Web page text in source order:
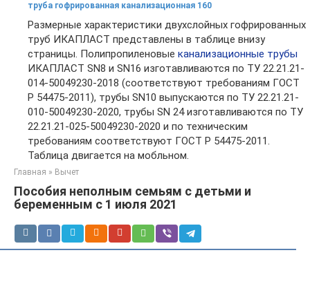
труба гофрированная канализационная 160
Размерные характеристики двухслойных гофрированных
труб ИКАПЛАСТ представлены в таблице внизу
страницы. Полипропиленовые канализационные трубы
ИКАПЛАСТ SN8 и SN16 изготавливаются по ТУ 22.21.21-
014-50049230-2018 (соответствуют требованиям ГОСТ
Р 54475-2011), трубы SN10 выпускаются по ТУ 22.21.21-
010-50049230-2020, трубы SN 24 изготавливаются по ТУ
22.21.21-025-50049230-2020 и по техническим
требованиям соответствуют ГОСТ Р 54475-2011.
Таблица двигается на мобльном.
Главная » Вычет
Пособия неполным семьям с детьми и
беременным с 1 июля 2021